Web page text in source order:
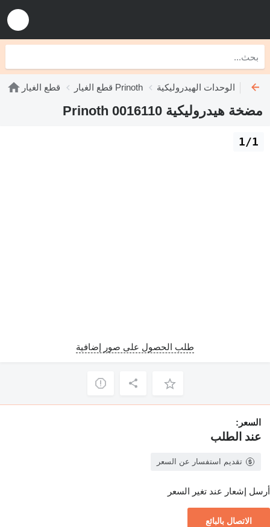
قطع الغيار قطع الغيار Prinoth الوحدات الهيدروليكية Prinoth
مضخة هيدروليكية Prinoth 0016110
1/1
طلب الحصول على صور إضافية
السعر:
عند الطلب
تقديم استفسار عن السعر
أرسل إشعار عند تغير السعر
الاتصال بالبائع